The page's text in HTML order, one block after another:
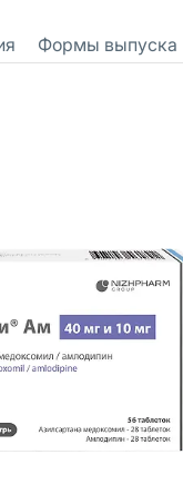
Формы выпуска